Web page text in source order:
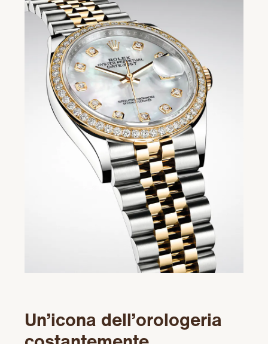
Un’icona dell’orologeria